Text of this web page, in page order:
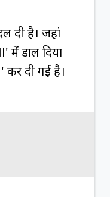
दी है। जहां
डाल दिया
दी गई है।